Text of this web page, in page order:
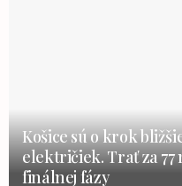
Košice sú o krok
električiek. Trať za
finálnej fázy